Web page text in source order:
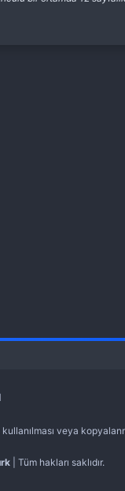
veya
| Tüm hakları saklıdır.